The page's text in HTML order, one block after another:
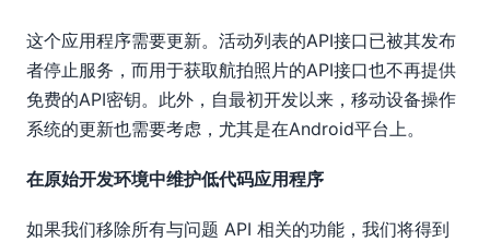
这个应用程序需要更新。活动列表的API接口已被其发布
者停止服务，而用于获取航拍照片的API接口也不再提供
免费的API密钥。此外，自最初开发以来，移动设备操作
系统的更新也需要考虑，尤其是在Android平台上。
在原始开发环境中维护低代码应用程序
如果我们移除所有与问题 API 相关的功能，我们将得到